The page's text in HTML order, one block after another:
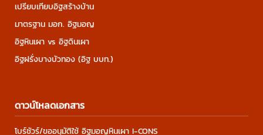
เปรียบเทียบอิฐสร้างบ้าน
มาตรฐาน มอก. อิฐมอญ
อิฐหินเผา vs อิฐดินเผา
อิฐฝรั่งบางบัวทอง (อิฐ บบท.)
ดาวน์โหลดเอกสาร
โบร์ชัวร์/ขออนุมัติใช้ อิฐมอญหินเผา I-CONS